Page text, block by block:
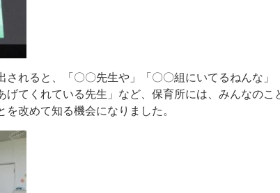
されると、「〇〇先生や」「〇〇組にいてるねんな」
げてくれている先生」など、保育所には、みんなのこ
改めて知る機会になりました。